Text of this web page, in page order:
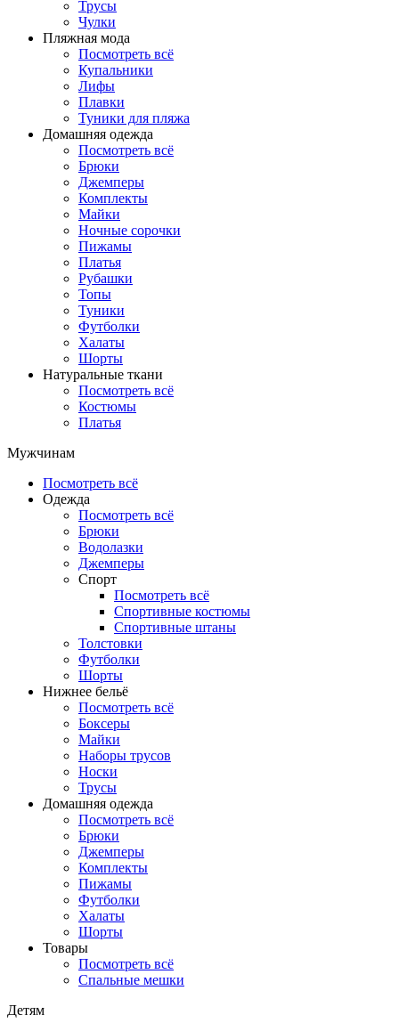
Трусы
Чулки
Пляжная мода
Посмотреть всё
Купальники
Лифы
Плавки
Туники для пляжа
Домашняя одежда
Посмотреть всё
Брюки
Джемперы
Комплекты
Майки
Ночные сорочки
Пижамы
Платья
Рубашки
Топы
Туники
Футболки
Халаты
Шорты
Натуральные ткани
Посмотреть всё
Костюмы
Платья
Мужчинам
Посмотреть всё
Одежда
Посмотреть всё
Брюки
Водолазки
Джемперы
Спорт
Посмотреть всё
Спортивные костюмы
Спортивные штаны
Толстовки
Футболки
Шорты
Нижнее бельё
Посмотреть всё
Боксеры
Майки
Наборы трусов
Носки
Трусы
Домашняя одежда
Посмотреть всё
Брюки
Джемперы
Комплекты
Пижамы
Футболки
Халаты
Шорты
Товары
Посмотреть всё
Спальные мешки
Детям